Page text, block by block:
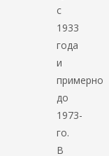
с
1933
года
и
примерно
до
1973-
го.
В